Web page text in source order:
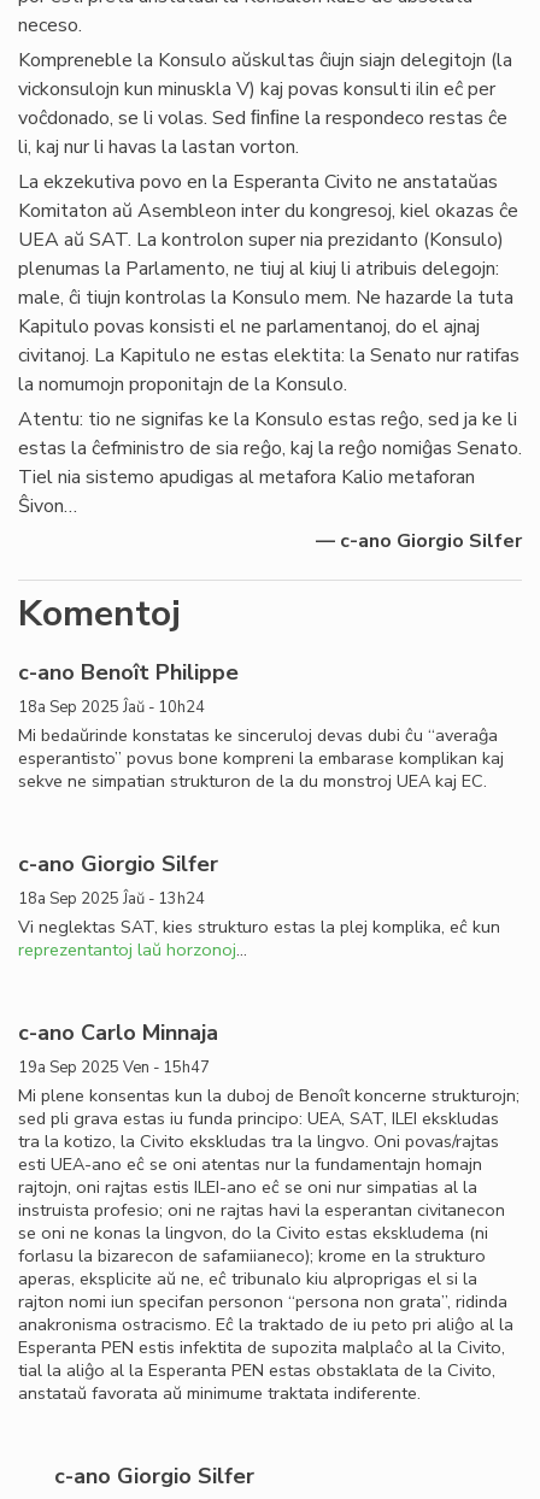
neceso.
Kompreneble la Konsulo aŭskultas ĉiujn siajn delegitojn (la
vickonsulojn kun minuskla V) kaj povas konsulti ilin eĉ per
voĉdonado, se li volas. Sed ﬁnﬁne la respondeco restas ĉe
li, kaj nur li havas la lastan vorton.
La ekzekutiva povo en la Esperanta Civito ne anstataŭas
Komitaton aŭ Asembleon inter du kongresoj, kiel okazas ĉe
UEA aŭ SAT. La kontrolon super nia prezidanto (Konsulo)
plenumas la Parlamento, ne tiuj al kiuj li atribuis delegojn:
male, ĉi tiujn kontrolas la Konsulo mem. Ne hazarde la tuta
Kapitulo povas konsisti el ne parlamentanoj, do el ajnaj
civitanoj. La Kapitulo ne estas elektita: la Senato nur ratifas
la nomumojn proponitajn de la Konsulo.
Atentu: tio ne signifas ke la Konsulo estas reĝo, sed ja ke li
estas la ĉefministro de sia reĝo, kaj la reĝo nomiĝas Senato.
Tiel nia sistemo apudigas al metafora Kalio metaforan
Ŝivon…
— c-ano Giorgio Silfer
Komentoj
c-ano Benoît Philippe
18a Sep 2025 Ĵaŭ - 10h24
Mi bedaŭrinde konstatas ke sinceruloj devas dubi ĉu “averaĝa
esperantisto” povus bone kompreni la embarase komplikan kaj
sekve ne simpatian strukturon de la du monstroj UEA kaj EC.
c-ano Giorgio Silfer
18a Sep 2025 Ĵaŭ - 13h24
Vi neglektas SAT, kies strukturo estas la plej komplika, eĉ kun
reprezentantoj laŭ horzonoj…
c-ano Carlo Minnaja
19a Sep 2025 Ven - 15h47
Mi plene konsentas kun la duboj de Benoît koncerne strukturojn;
sed pli grava estas iu funda principo: UEA, SAT, ILEI ekskludas
tra la kotizo, la Civito ekskludas tra la lingvo. Oni povas/rajtas
esti UEA-ano eĉ se oni atentas nur la fundamentajn homajn
rajtojn, oni rajtas estis ILEI-ano eĉ se oni nur simpatias al la
instruista profesio; oni ne rajtas havi la esperantan civitanecon
se oni ne konas la lingvon, do la Civito estas ekskludema (ni
forlasu la bizarecon de safamiianeco); krome en la strukturo
aperas, eksplicite aŭ ne, eĉ tribunalo kiu alproprigas el si la
rajton nomi iun specifan personon “persona non grata”, ridinda
anakronisma ostracismo. Eĉ la traktado de iu peto pri aliĝo al la
Esperanta PEN estis infektita de supozita malplaĉo al la Civito,
tial la aliĝo al la Esperanta PEN estas obstaklata de la Civito,
anstataŭ favorata aŭ minimume traktata indiferente.
c-ano Giorgio Silfer